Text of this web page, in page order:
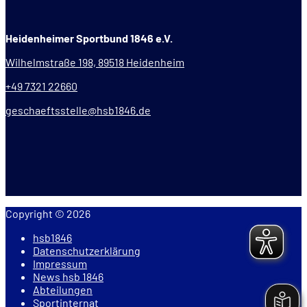
Heidenheimer Sportbund 1846 e.V.
Wilhelmstraße 198, 89518 Heidenheim
+49 7321 22660
geschaeftsstelle@hsb1846.de
Copyright © 2026
hsb1846
Datenschutzerklärung
Impressum
News hsb 1846
Abteilungen
Sportinternat